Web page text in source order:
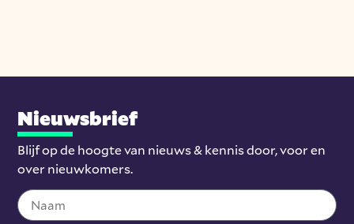
Nieuwsbrief
Blijf op de hoogte van nieuws & kennis door, voor en
over nieuwkomers.